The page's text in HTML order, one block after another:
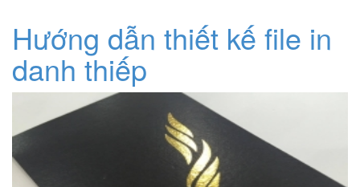
Hướng dẫn thiết kế file in
danh thiếp